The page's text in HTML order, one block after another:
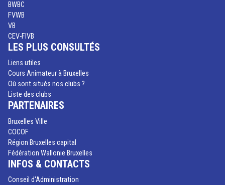
BWBC
FVWB
VB
CEV-FIVB
LES PLUS CONSULTÉS
Liens utiles
Cours Animateur à Bruxelles
Où sont situés nos clubs ?
Liste des clubs
PARTENAIRES
Bruxelles Ville
COCOF
Région Bruxelles capital
Fédération Wallonie Bruxelles
INFOS & CONTACTS
Conseil d'Administration